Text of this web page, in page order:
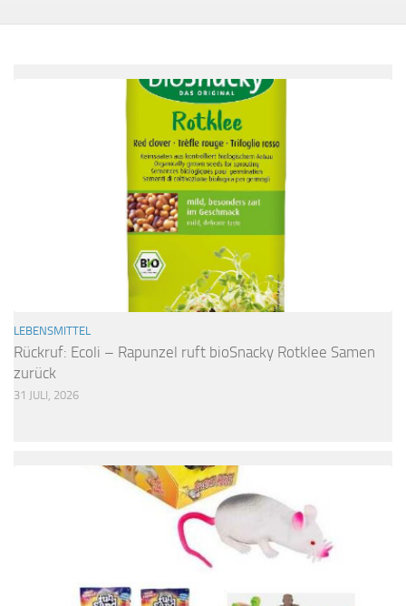
LEBENSMITTEL
Rückruf: Ecoli – Rapunzel ruft bioSnacky Rotklee Samen
zurück
31 JULI, 2026